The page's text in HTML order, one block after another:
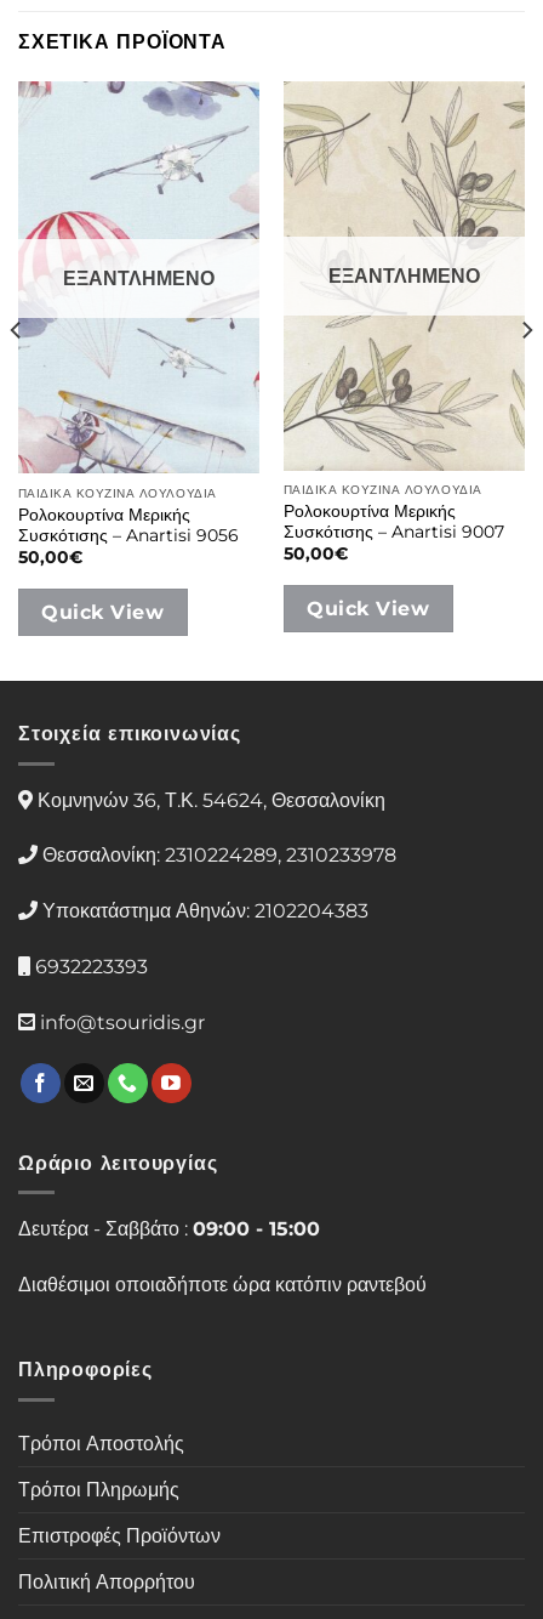
ΣΧΕΤΙΚΑ ΠΡΟΪΟΝΤΑ
ΕΞΑΝΤΛΗΜΕΝΟ
ΠΑΙΔΙΚΑ ΚΟΥΖΙΝΑ ΛΟΥΛΟΥΔΙΑ
Ρολοκουρτίνα Μερικής
Συσκότισης – Anartisi 9056
50,00€
Quick View
ΕΞΑΝΤΛΗΜΕΝΟ
ΠΑΙΔΙΚΑ ΚΟΥΖΙΝΑ ΛΟΥΛΟΥΔΙΑ
Ρολοκουρτίνα Μερικής
Συσκότισης – Anartisi 9007
50,00€
Quick View
Στοιχεία επικοινωνίας
Κομνηνών 36, Τ.Κ. 54624, Θεσσαλονίκη
Θεσσαλονίκη: 2310224289, 2310233978
Υποκατάστημα Αθηνών: 2102204383
6932223393
info@tsouridis.gr
Ωράριο λειτουργίας
Δευτέρα - Σαββάτο : 09:00 - 15:00
Διαθέσιμοι οποιαδήποτε ώρα κατόπιν ραντεβού
Πληροφορίες
Τρόποι Αποστολής
Τρόποι Πληρωμής
Επιστροφές Προϊόντων
Πολιτική Απορρήτου